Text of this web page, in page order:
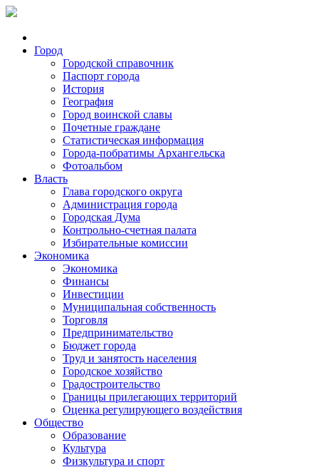
Город
Городской справочник
Паспорт города
История
География
Город воинской славы
Почетные граждане
Статистическая информация
Города-побратимы Архангельска
Фотоальбом
Власть
Глава городского округа
Администрация города
Городская Дума
Контрольно-счетная палата
Избирательные комиссии
Экономика
Экономика
Финансы
Инвестиции
Муниципальная собственность
Торговля
Предпринимательство
Бюджет города
Труд и занятость населения
Городское хозяйство
Градостроительство
Границы прилегающих территорий
Оценка регулирующего воздействия
Общество
Образование
Культура
Физкультура и спорт